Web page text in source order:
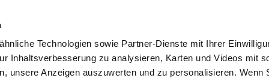
Technologien sowie Partner-Dienste mit Ihrer
Inhaltsverbesserung zu analysieren, Karten und Videos mit
unsere Anzeigen auszuwerten und zu personalisieren. Wenn
Regionen Unsere Angebote Presse & Medien